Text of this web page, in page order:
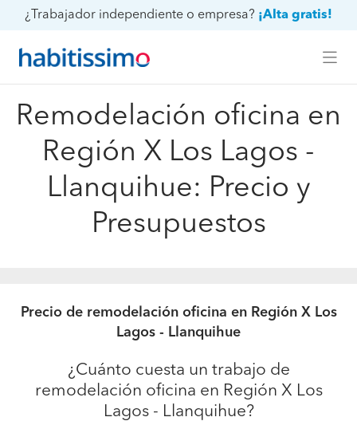
¿Trabajador independiente o empresa? ¡Alta gratis!
Remodelación oficina en
Región X Los Lagos -
Llanquihue: Precio y
Presupuestos
Precio de remodelación oficina en Región X Los
Lagos - Llanquihue
¿Cuánto cuesta un trabajo de
remodelación oficina en Región X Los
Lagos - Llanquihue?